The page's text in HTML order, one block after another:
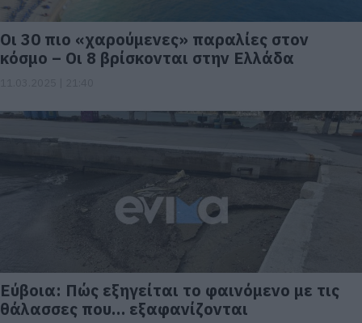
Οι 30 πιο «χαρούμενες» παραλίες στον
κόσμο – Οι 8 βρίσκονται στην Ελλάδα
Εύβοια: Πώς εξηγείται το φαινόμενο με τις
θάλασσες που… εξαφανίζονται